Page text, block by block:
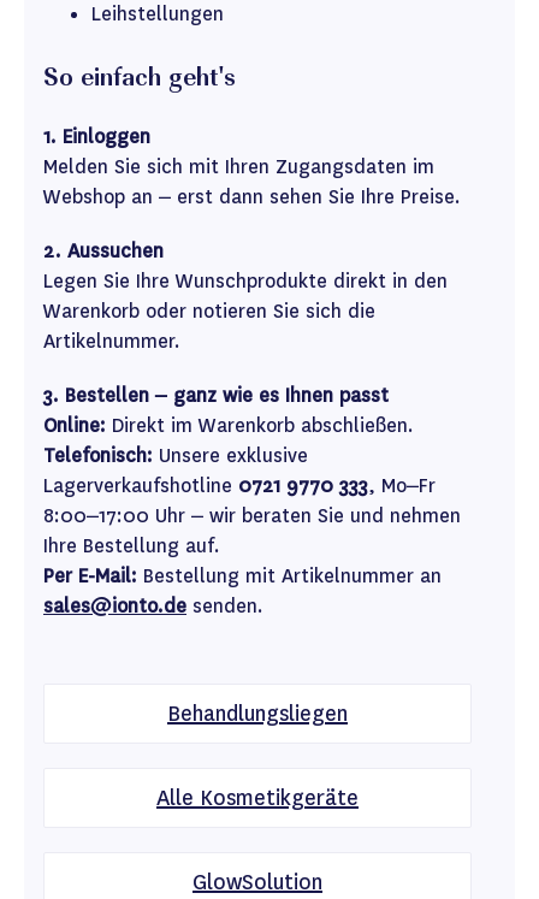
Leihstellungen
So einfach geht's
1. Einloggen
Melden Sie sich mit Ihren Zugangsdaten im
Webshop an – erst dann sehen Sie Ihre Preise.
2. Aussuchen
Legen Sie Ihre Wunschprodukte direkt in den
Warenkorb oder notieren Sie sich die
Artikelnummer.
3. Bestellen – ganz wie es Ihnen passt
Online: Direkt im Warenkorb abschließen.
Telefonisch: Unsere exklusive
Lagerverkaufshotline 0721 9770 333, Mo–Fr
8:00–17:00 Uhr – wir beraten Sie und nehmen
Ihre Bestellung auf.
Per E-Mail: Bestellung mit Artikelnummer an
sales@ionto.de senden.
Behandlungsliegen
Alle Kosmetikgeräte
GlowSolution